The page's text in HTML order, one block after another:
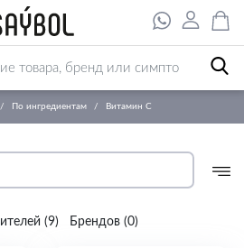
По ингредиентам Витамин С
(9) Брендов (0)